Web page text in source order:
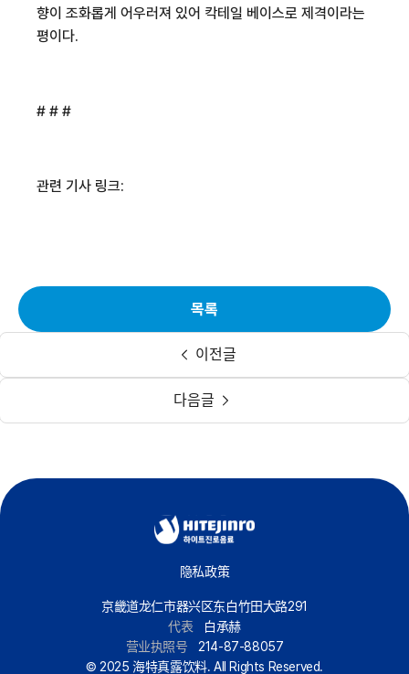
향이 조화롭게 어우러져 있어 칵테일 베이스로 제격이라는
평이다.
# # #
관련 기사 링크:
이전글
목록
다음글
隐私政策
京畿道龙仁市器兴区东白竹田大路291
代表
白承赫
营业执照号
214-87-88057
© 2025 海特真露饮料. All Rights Reserved.